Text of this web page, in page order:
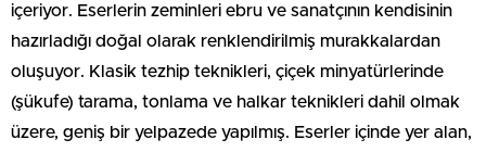
içeriyor. Eserlerin zeminleri ebru ve sanatçının kendisinin
hazırladığı doğal olarak renklendirilmiş murakkalardan
oluşuyor. Klasik tezhip teknikleri, çiçek minyatürlerinde
(şükufe) tarama, tonlama ve halkar teknikleri dahil olmak
üzere, geniş bir yelpazede yapılmış. Eserler içinde yer alan,